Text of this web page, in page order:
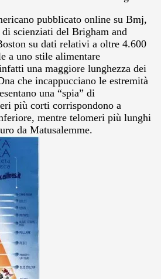
pubblicato online su Bmj,
scienziati del Brigham and
su dati relativi a oltre 4.600
a uno stile alimentare
una maggiore lunghezza dei
che incappucciano le estremità
una “spia” di
più corti corrispondono a
mentre telomeri più lunghi
da Matusalemme.